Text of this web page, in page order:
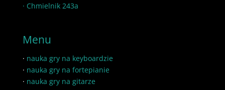
· Chmielnik 243a
Menu
· nauka gry na keyboardzie
· nauka gry na fortepianie
· nauka gry na gitarze